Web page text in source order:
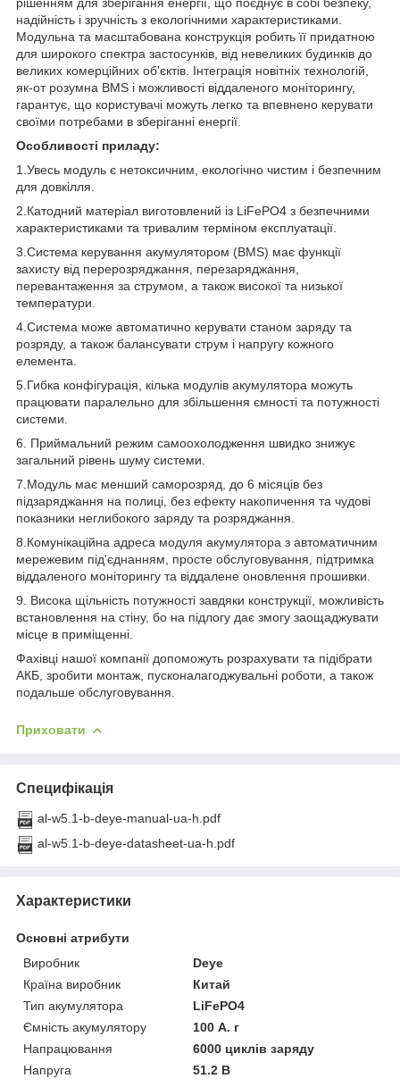
надійність і зручність з екологічними характеристиками.
Модульна та масштабована конструкція робить її придатною
для широкого спектра застосунків, від невеликих будинків до
великих комерційних об'єктів. Інтеграція новітніх технологій,
як-от розумна BMS і можливості віддаленого моніторингу,
гарантує, що користувачі можуть легко та впевнено керувати
своїми потребами в зберіганні енергії.
Особливості приладу:
1.Увесь модуль є нетоксичним, екологічно чистим і безпечним
для довкілля.
2.Катодний матеріал виготовлений із LiFePO4 з безпечними
характеристиками та тривалим терміном експлуатації.
3.Система керування акумулятором (BMS) має функції
захисту від перерозряджання, перезаряджання,
перевантаження за струмом, а також високої та низької
температури.
4.Система може автоматично керувати станом заряду та
розряду, а також балансувати струм і напругу кожного
елемента.
5.Гибка конфігурація, кілька модулів акумулятора можуть
працювати паралельно для збільшення ємності та потужності
системи.
6. Приймальний режим самоохолодження швидко знижує
загальний рівень шуму системи.
7.Модуль має менший саморозряд, до 6 місяців без
підзаряджання на полиці, без ефекту накопичення та чудові
показники неглибокого заряду та розряджання.
8.Комунікаційна адреса модуля акумулятора з автоматичним
мережевим під'єднанням, просте обслуговування, підтримка
віддаленого моніторингу та віддалене оновлення прошивки.
9. Висока щільність потужності завдяки конструкції, можливість
встановлення на стіну, бо на підлогу дає змогу заощаджувати
місце в приміщенні.
Фахівці нашої компанії допоможуть розрахувати та підібрати
АКБ, зробити монтаж, пусконалагоджувальні роботи, а також
подальше обслуговування.
Приховати
Специфікація
al-w5.1-b-deye-manual-ua-h.pdf
al-w5.1-b-deye-datasheet-ua-h.pdf
Характеристики
Основні атрибути
Виробник
Deye
Країна виробник
Китай
Тип акумулятора
LiFePO4
Ємність акумулятору
100 А. г
Напрацювання
6000 циклів заряду
Напруга
51.2 В